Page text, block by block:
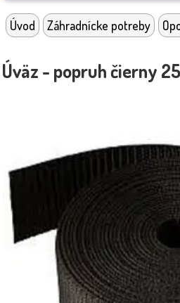
Úvod Záhradnícke potreby
Úväz - popruh čierny